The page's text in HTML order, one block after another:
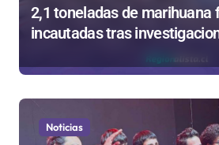
2,1 toneladas de marihuana
incautadas tras
Noticias